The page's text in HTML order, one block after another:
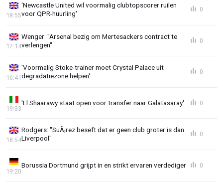
'Newcastle United wil voormalig clubtopscorer ruilen
voor QPR-huurling'
18:55
0
Wenger: "Arsenal bezig om Mertesackers contract te
verlengen"
17:14
0
'Voormalig Stoke-trainer moet Crystal Palace uit
degradatiezone helpen'
16:41
0
'El Shaarawy staat open voor transfer naar Galatasaray'
19:33
0
Rodgers: "SuÃ¡rez beseft dat er geen club groter is dan
Liverpool"
18:54
0
Borussia Dortmund grijpt in en strikt ervaren verdediger
19:20
0